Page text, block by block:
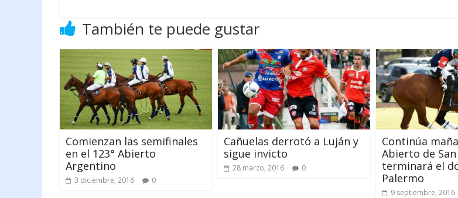
También te puede gustar
Comienzan las semifinales
en el 123° Abierto
Argentino
3 diciembre, 2016 0
Cañuelas derrotó a Luján y
sigue invicto
28 marzo, 2016 0
Continúa
Abierto de
terminará el
Palermo
9 septiembre, 2016